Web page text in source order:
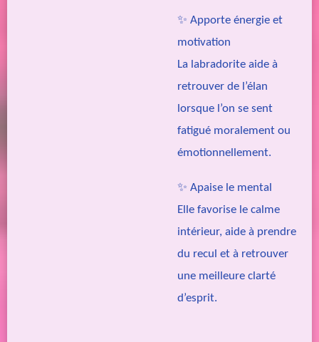
✨ Apporte énergie et
motivation
La labradorite aide à
retrouver de l’élan
lorsque l’on se sent
fatigué moralement ou
émotionnellement.
✨ Apaise le mental
Elle favorise le calme
intérieur, aide à prendre
du recul et à retrouver
une meilleure clarté
d’esprit.